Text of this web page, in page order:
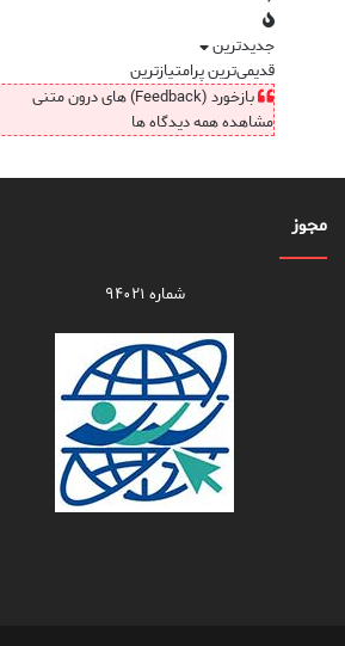
جدیدترین
قدیمی‌ترینپرامتیازترین
بازخورد (Feedback) های درون متنی
مشاهده همه دیدگاه ها
مجوز
شماره ۹۴۰۲۱